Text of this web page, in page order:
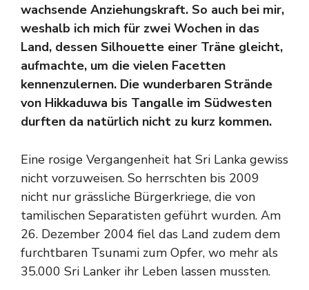
wachsende Anziehungskraft. So auch bei mir,
weshalb ich mich für zwei Wochen in das
Land, dessen Silhouette einer Träne gleicht,
aufmachte, um die vielen Facetten
kennenzulernen. Die wunderbaren Strände
von Hikkaduwa bis Tangalle im Südwesten
durften da natürlich nicht zu kurz kommen.
Eine rosige Vergangenheit hat Sri Lanka gewiss
nicht vorzuweisen. So herrschten bis 2009
nicht nur grässliche Bürgerkriege, die von
tamilischen Separatisten geführt wurden. Am
26. Dezember 2004 fiel das Land zudem dem
furchtbaren Tsunami zum Opfer, wo mehr als
35.000 Sri Lanker ihr Leben lassen mussten.